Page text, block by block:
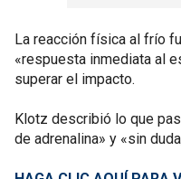
La reacción física al frío
«respuesta inmediata al
superar el impacto.
Klotz describió lo que
de adrenalina» y «sin